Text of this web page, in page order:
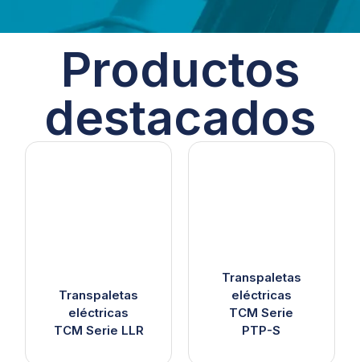
Productos
destacados
Transpaletas
eléctricas
TCM Serie LLR
Transpaletas
eléctricas
TCM Serie
PTP-S